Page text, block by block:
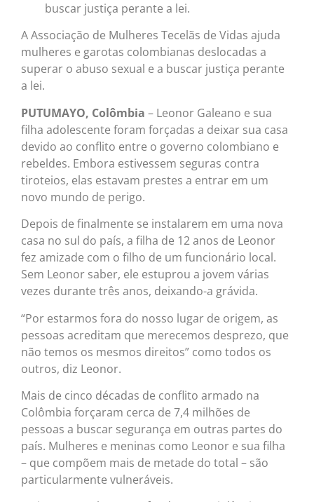
buscar justiça perante a lei.
A Associação de Mulheres Tecelãs de Vidas ajuda
mulheres e garotas colombianas deslocadas a
superar o abuso sexual e a buscar justiça perante
a lei.
PUTUMAYO, Colômbia – Leonor Galeano e sua
filha adolescente foram forçadas a deixar sua casa
devido ao conflito entre o governo colombiano e
rebeldes. Embora estivessem seguras contra
tiroteios, elas estavam prestes a entrar em um
novo mundo de perigo.
Depois de finalmente se instalarem em uma nova
casa no sul do país, a filha de 12 anos de Leonor
fez amizade com o filho de um funcionário local.
Sem Leonor saber, ele estuprou a jovem várias
vezes durante três anos, deixando-a grávida.
“Por estarmos fora do nosso lugar de origem, as
pessoas acreditam que merecemos desprezo, que
não temos os mesmos direitos” como todos os
outros, diz Leonor.
Mais de cinco décadas de conflito armado na
Colômbia forçaram cerca de 7,4 milhões de
pessoas a buscar segurança em outras partes do
país. Mulheres e meninas como Leonor e sua filha
– que compõem mais de metade do total – são
particularmente vulneráveis.